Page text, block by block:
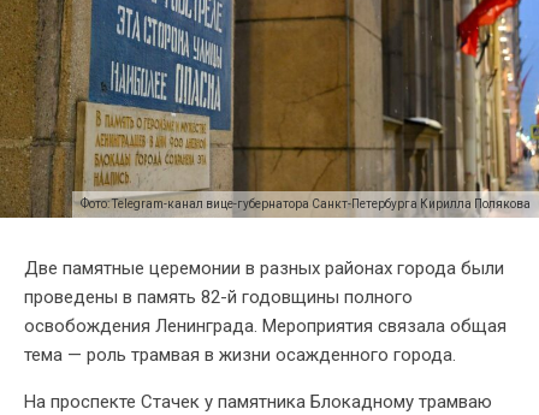
Фото: Telegram-канал вице-губернатора Санкт-Петербурга Кирилла Полякова
Две памятные церемонии в разных районах города были
проведены в память 82-й годовщины полного
освобождения Ленинграда. Мероприятия связала общая
тема — роль трамвая в жизни осажденного города.
На проспекте Стачек у памятника Блокадному трамваю